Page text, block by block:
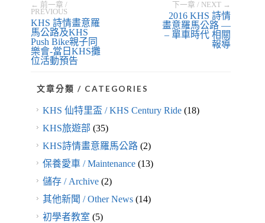
← 前一章 /
PREVIOUS
KHS 詩情畫意羅
馬公路及KHS
Push Bike親子同
樂會-當日KHS攤
位活動預告
下一章 / NEXT →
2016 KHS 詩情
畫意羅馬公路 —
– 單車時代 相關
報導
文章分類 / CATEGORIES
KHS 仙特里盃 / KHS Century Ride(18)
KHS旅遊部 (35)
KHS詩情畫意羅馬公路(2)
保養愛車 / Maintenance(13)
儲存 / Archive(2)
其他新聞 / Other News(14)
初學者教室 (5)